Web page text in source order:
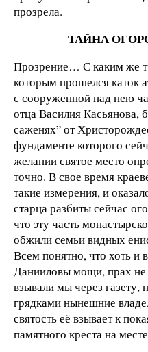
прозрела.
ТАЙНА
Прозрение… С каким же
которым прошелся каток
с сооруженной над нею
отца Василия Касьянова,
саженях” от
фундаменте которого
желании святое место
точно. В свое время
такие измерения, и
старца разбиты сейчас
что эту часть
обжили семьи видных
Всем понятно, что хоть и
Данииловы мощи, прах
взывали мы через
грядками нынешние
святость её взывает к
памятного креста на